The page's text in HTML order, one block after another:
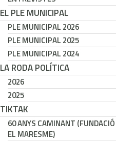
EL PLE MUNICIPAL
PLE MUNICIPAL 2026
PLE MUNICIPAL 2025
PLE MUNICIPAL 2024
LA RODA POLÍTICA
2026
2025
TIKTAK
60 ANYS CAMINANT (FUNDACIÓ
EL MARESME)